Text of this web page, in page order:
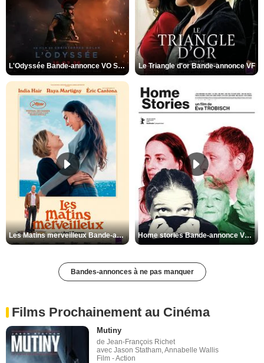
L'Odyssée Bande-annonce VO STFR Le Triangle d'or Bande-annonce VF
Les Matins merveilleux Bande-annonce VF Home stories Bande-annonce VO STFR
Bandes-annonces à ne pas manquer
Films Prochainement au Cinéma
Mutiny
de Jean-François Richet
avec Jason Statham, Annabelle Wallis
Film - Action